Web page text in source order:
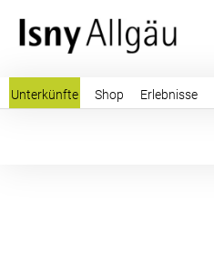
Unterkünfte Shop Erlebnisse